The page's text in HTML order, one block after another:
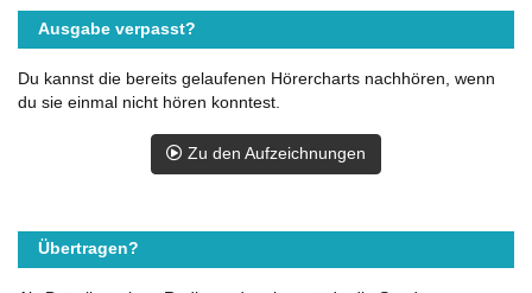
Ausgabe verpasst?
Du kannst die bereits gelaufenen Hörercharts nachhören, wenn
du sie einmal nicht hören konntest.
Zu den Aufzeichnungen
Übertragen?